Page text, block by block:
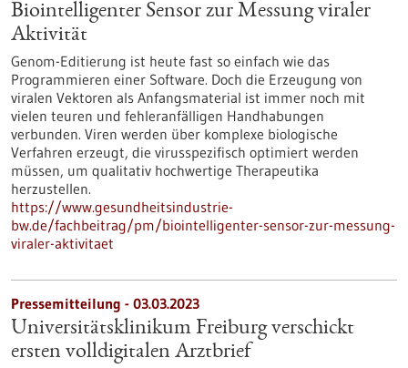
Biointelligenter Sensor zur Messung viraler
Aktivität
Genom-Editierung ist heute fast so einfach wie das
Programmieren einer Software. Doch die Erzeugung von
viralen Vektoren als Anfangsmaterial ist immer noch mit
vielen teuren und fehleranfälligen Handhabungen
verbunden. Viren werden über komplexe biologische
Verfahren erzeugt, die virusspezifisch optimiert werden
müssen, um qualitativ hochwertige Therapeutika
herzustellen.
https://www.gesundheitsindustrie-
bw.de/fachbeitrag/pm/biointelligenter-sensor-zur-messung-
viraler-aktivitaet
Pressemitteilung - 03.03.2023
Universitätsklinikum Freiburg verschickt
ersten volldigitalen Arztbrief